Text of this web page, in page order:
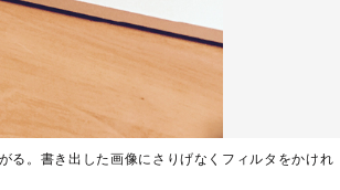
る。書き出した画像にさりげなくフィルタをかけれ